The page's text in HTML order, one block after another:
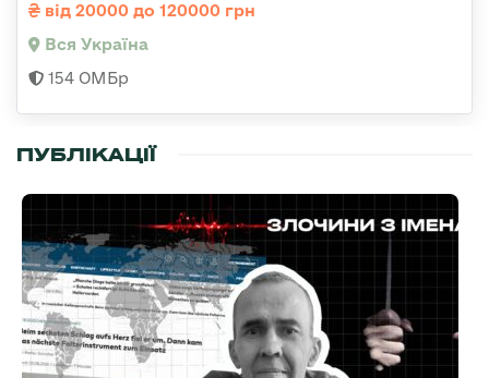
від 20000 до 120000 грн
Вся Україна
154 ОМБр
ПУБЛІКАЦІЇ